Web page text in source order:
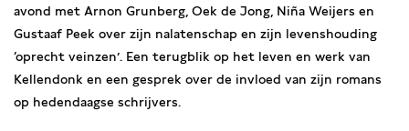
avond met Arnon Grunberg, Oek de Jong, Niña Weijers en
Gustaaf Peek over zijn nalatenschap en zijn levenshouding
‘oprecht veinzen’. Een terugblik op het leven en werk van
Kellendonk en een gesprek over de invloed van zijn romans
op hedendaagse schrijvers.